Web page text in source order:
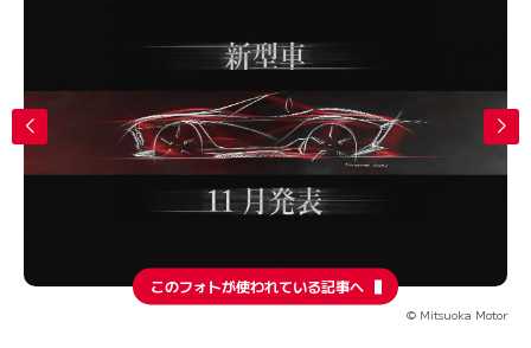
このフォトが使われている記事へ
© Mitsuoka Motor